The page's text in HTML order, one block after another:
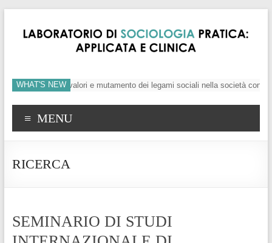
WHAT'S NEW
crisi dei valori e mutamento dei legami sociali nella società
MENU
RICERCA
SEMINARIO DI STUDI